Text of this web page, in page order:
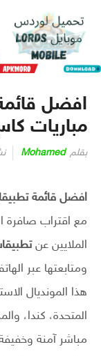
افضل
مباريات
بقلم Mohamed
افضل قائمة
مع اقتراب صافرة
الملايين عن
ومتابعتها عبر
هذا المونديال
المتحدة، كندا،
مباشر آمنة